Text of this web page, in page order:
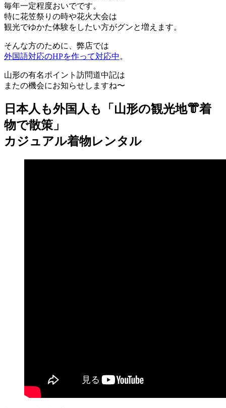
毎年一定程度おいでです。
特に花笠祭りの時や花火大会は
観光でゆかた体験をしたい方がグンと増えます。
そんな方のために、弊店では
外国語対応のHPを作って対応中 。
山形の有名ポイント訪問道中記は
またの機会にお知らせしますね〜
日本人も外国人も「山形の観光地👘着
物で散策」
カジュアル着物レンタル